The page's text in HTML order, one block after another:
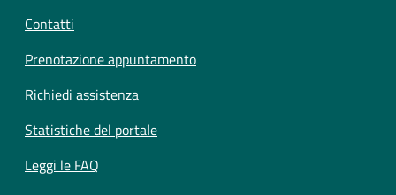
Contatti
Prenotazione appuntamento
Richiedi assistenza
Statistiche del portale
Leggi le FAQ